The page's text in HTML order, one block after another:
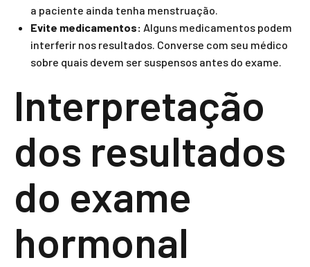
a paciente ainda tenha menstruação.
Evite medicamentos: Alguns medicamentos podem
interferir nos resultados. Converse com seu médico
sobre quais devem ser suspensos antes do exame.
Interpretação
dos resultados
do exame
hormonal